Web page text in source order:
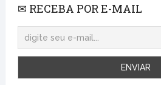
✉ RECEBA POR E-MAIL